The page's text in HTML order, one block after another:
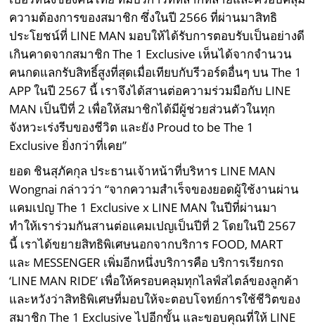
ความต้องการของสมาชิก ซึ่งในปี 2566 ที่ผ่านมาสิทธิ
ประโยชน์ที่ LINE MAN มอบให้ได้รับการตอบรับเป็นอย่างดี
เกินคาดจากสมาชิก The 1 Exclusive เห็นได้จากจำนวน
คนกดแลกรับสิทธิ์สูงที่สุดเมื่อเทียบกับรีวอร์ดอื่นๆ บน The 1
APP ในปี 2567 นี้ เราจึงได้สานต่อความร่วมมือกับ LINE
MAN เป็นปีที่ 2 เพื่อให้สมาชิกได้มีผู้ช่วยส่วนตัวในทุก
จังหวะเร่งรีบของชีวิต และยัง Proud to be The 1
Exclusive ยิ่งกว่าที่เคย”
ยอด ชินสุภัคกุล ประธานเจ้าหน้าที่บริหาร LINE MAN
Wongnai กล่าวว่า “จากความสำเร็จของยอดผู้ใช้งานผ่าน
แคมเปญ The 1 Exclusive x LINE MAN ในปีที่ผ่านมา
ทำให้เราร่วมกันสานต่อแคมเปญเป็นปีที่ 2 โดยในปี 2567
นี้ เราได้ขยายสิทธิพิเศษนอกจากบริการ FOOD, MART
และ MESSENGER เพิ่มอีกหนึ่งบริการคือ บริการเรียกรถ
‘LINE MAN RIDE’ เพื่อให้ครอบคลุมทุกไลฟ์สไตล์ของลูกค้า
และหวังว่าสิทธิพิเศษที่มอบให้จะตอบโจทย์การใช้ชีวิตของ
สมาชิก The 1 Exclusive ไปอีกขั้น และขอบคุณที่ให้ LINE